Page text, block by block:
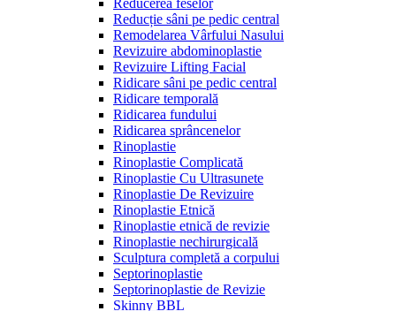
Reducție sâni pe pedic central
Remodelarea Vârfului Nasului
Revizuire abdominoplastie
Revizuire Lifting Facial
Ridicare sâni pe pedic central
Ridicare temporală
Ridicarea fundului
Ridicarea sprâncenelor
Rinoplastie
Rinoplastie Complicată
Rinoplastie Cu Ultrasunete
Rinoplastie De Revizuire
Rinoplastie Etnică
Rinoplastie etnică de revizie
Rinoplastie nechirurgicală
Sculptura completă a corpului
Septorinoplastie
Septorinoplastie de Revizie
Skinny BBL